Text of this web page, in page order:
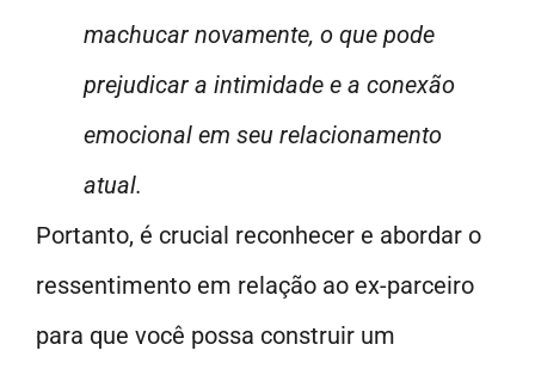
machucar novamente, o que pode
prejudicar a intimidade e a conexão
emocional em seu relacionamento
atual.
Portanto, é crucial reconhecer e abordar o
ressentimento em relação ao ex-parceiro
para que você possa construir um